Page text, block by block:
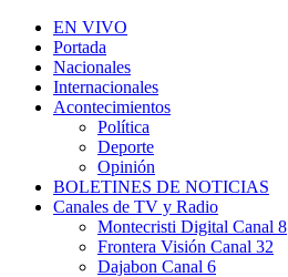
EN VIVO
Portada
Nacionales
Internacionales
Acontecimientos
Política
Deporte
Opinión
BOLETINES DE NOTICIAS
Canales de TV y Radio
Montecristi Digital Canal 8
Frontera Visión Canal 32
Dajabon Canal 6